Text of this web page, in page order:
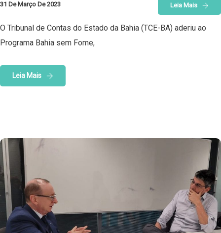
31 De Março De 2023 Leia Mais
O Tribunal de Contas do Estado da Bahia (TCE-BA) aderiu ao
Programa Bahia sem Fome,
Leia Mais